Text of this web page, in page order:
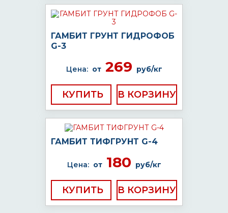
ГАМБИТ ГРУНТ ГИДРОФОБ
G-3
Цена: от269 руб/кг
КУПИТЬ
ГАМБИТ ТИФГРУНТ G-4
Цена: от180 руб/кг
КУПИТЬ